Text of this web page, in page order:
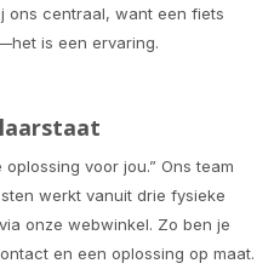
ons centraal, want een fiets
is een ervaring.
voor jou.” Ons team
werkt vanuit drie fysieke
onze webwinkel. Zo ben je
en een oplossing op maat.